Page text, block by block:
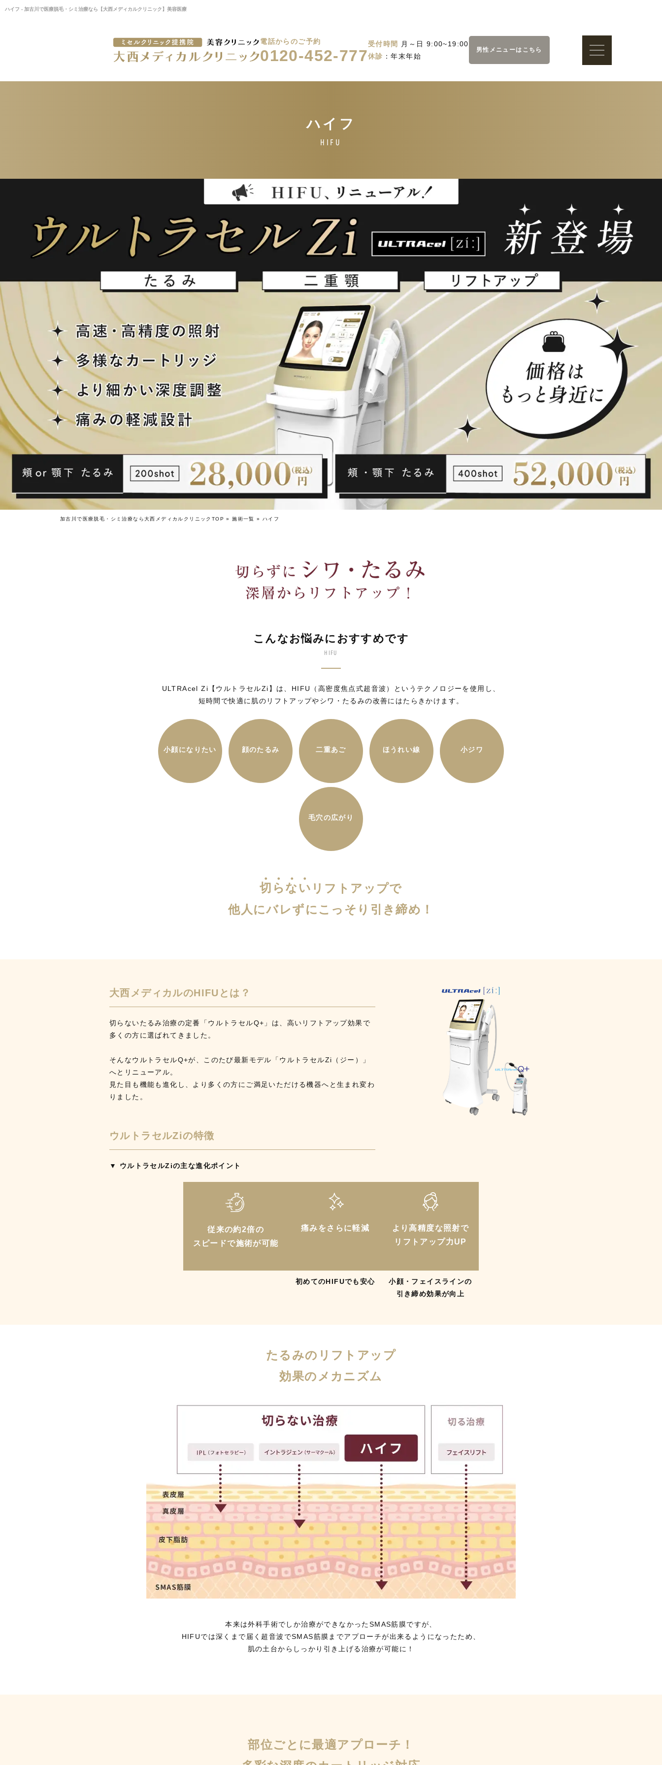
ハイフ - 加古川で医療脱毛・シミ治療なら【大西メディカルクリニック】美容医療
電話からのご予約
0120-452-777
受付時間
月～日 9:00~19:00
休診 ：年末年始
男性メニューはこちら
加古川で医療脱毛・シミ治療なら大西メディカルクリニックTOP »施術一覧 »ハイフ
こんなお悩みにおすすめです
HIFU
ULTRAcel Zi【ウルトラセルZi】は、HIFU（高密度焦点式超音波）というテクノロジーを使用し、
短時間で快適に肌のリフトアップやシワ・たるみの改善にはたらきかけます。
小顔になりたい 顔のたるみ 二重あご ほうれい線 小ジワ
毛穴の広がり
切 ら な い リフトアップで
他人にバレずに こっそり引き締め！
大西メディカルのHIFUとは？
切らないたるみ治療の定番「ウルトラセルQ+」は、高いリフトアップ効果で
多くの方に選ばれてきました。
そんなウルトラセルQ+が、このたび最新モデル「ウルトラセルZi（ジー）」
へとリニューアル。
見た目も機能も進化し、より多くの方にご満足いただける機器へと生まれ変わ
りました。
ウルトラセルZiの特徴
▼ ウルトラセルZiの主な進化ポイント
従来の約2倍の
スピードで施術が可能
痛みをさらに軽減
初めてのHIFUでも安心
より高精度な照射で
リフトアップ力UP
小顔・フェイスラインの
引き締め効果が向上
たるみのリフトアップ
効果のメカニズム
本来は外科手術でしか治療ができなかったSMAS筋膜ですが、
HIFUでは深くまで届く超音波でSMAS筋膜までアプローチが出来るようになったため、
肌の土台からしっかり引き上げる治療が可能に！
部位ごとに最適アプローチ！